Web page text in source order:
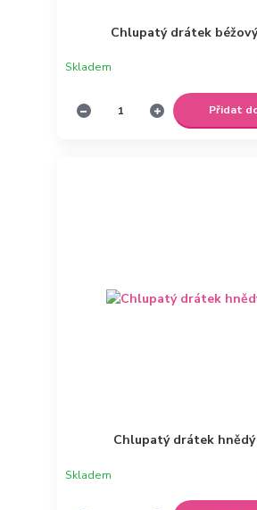
Chlupatý drátek
Skladem
Přidat
Chlupatý drátek hnědý
Skladem